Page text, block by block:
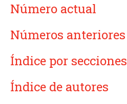
Número actual
Números anteriores
Índice por secciones
Índice de autores